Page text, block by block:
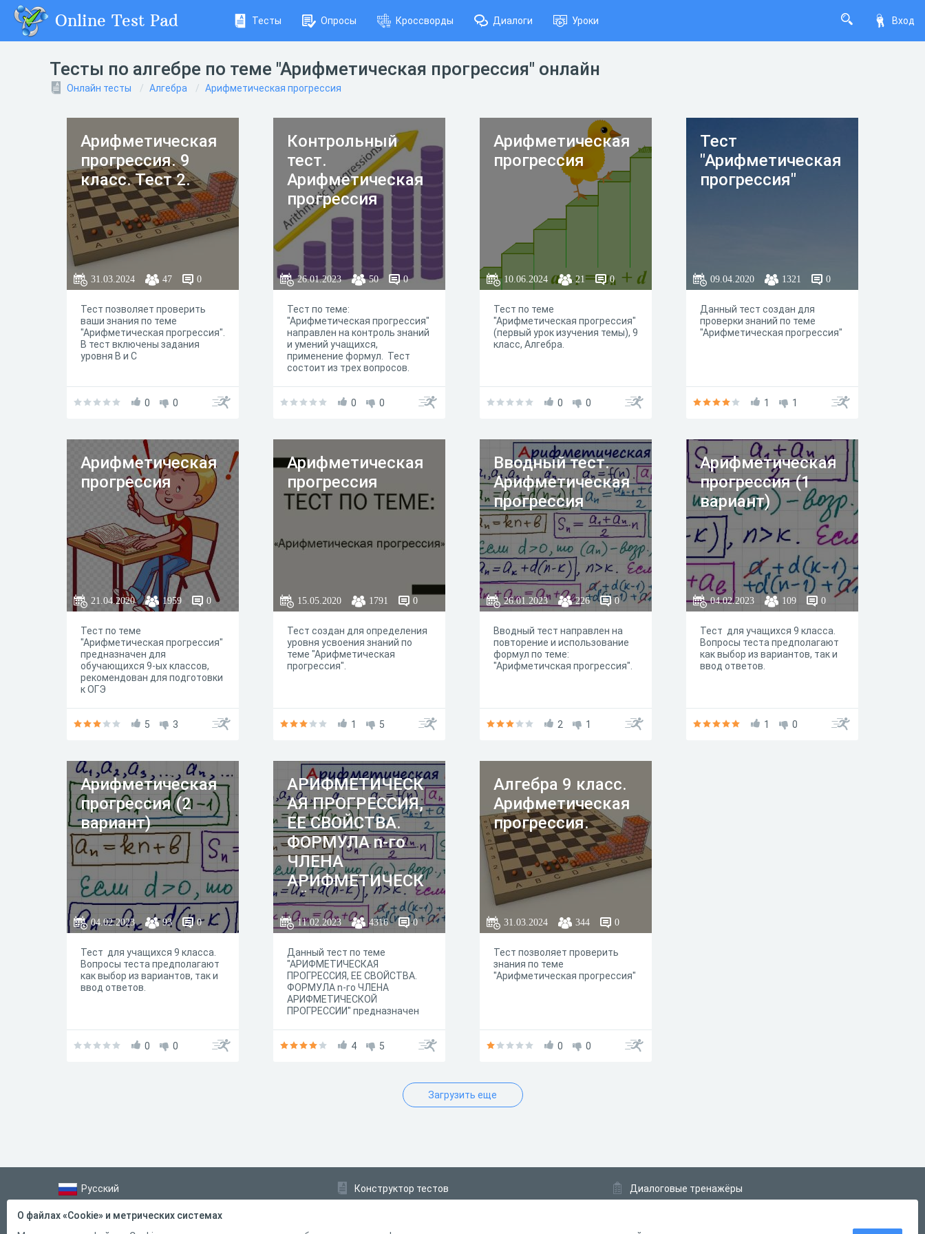
Вход
Online Test Pad Тесты Опросы Кроссворды Диалоги Уроки
Тесты по алгебре по теме "Арифметическая прогрессия" онлайн
Онлайн тесты Алгебра Арифметическая прогрессия
Арифметическая
прогрессия. 9
класс. Тест 2.
31.03.2024 47 0
Тест позволяет проверить
ваши знания по теме
"Арифметическая прогрессия".
В тест включены задания
уровня В и С
0 0
Контрольный
тест.
Арифметическая
прогрессия
26.01.2023 50 0
Тест по теме:
"Арифметическая прогрессия"
направлен на контроль знаний
и умений учащихся,
применение формул. Тест
состоит из трех вопросов.
0 0
Арифметическая
прогрессия
10.06.2024 21 0
Тест по теме
"Арифметическая прогрессия"
(первый урок изучения темы), 9
класс, Алгебра.
0 0
Тест
"Арифметическая
прогрессия"
09.04.2020 1321 0
Данный тест создан для
проверки знаний по теме
"Арифметическая прогрессия"
1 1
Арифметическая
прогрессия
21.04.2020 1959 0
Тест по теме
"Арифметическая прогрессия"
предназначен для
обучающихся 9-ых классов,
рекомендован для подготовки
к ОГЭ
5 3
Арифметическая
прогрессия
15.05.2020 1791 0
Тест создан для определения
уровня усвоения знаний по
теме "Арифметическая
прогрессия".
1 5
Вводный тест.
Арифметическая
прогрессия
26.01.2023 226 0
Вводный тест направлен на
повторение и использование
формул по теме:
"Арифметичская прогрессия".
2 1
Арифметическая
прогрессия (1
вариант)
04.02.2023 109 0
Тест для учащихся 9 класса.
Вопросы теста предполагают
как выбор из вариантов, так и
ввод ответов.
1 0
Арифметическая
прогрессия (2
вариант)
04.02.2023 93 0
Тест для учащихся 9 класса.
Вопросы теста предполагают
как выбор из вариантов, так и
ввод ответов.
0 0
АРИФМЕТИЧЕСК
АЯ ПРОГРЕССИЯ,
ЕЕ СВОЙСТВА.
ФОРМУЛА n-го
ЧЛЕНА
АРИФМЕТИЧЕСК
ОЙ ПРОГРЕССИИ
11.02.2023 4316 0
Данный тест по теме
"АРИФМЕТИЧЕСКАЯ
ПРОГРЕССИЯ, ЕЕ СВОЙСТВА.
ФОРМУЛА n-го ЧЛЕНА
АРИФМЕТИЧЕСКОЙ
ПРОГРЕССИИ" предназначен
материала.
4 5
Алгебра 9 класс.
Арифметическая
прогрессия.
31.03.2024 344 0
Тест позволяет проверить
знания по теме
"Арифметическая прогрессия"
0 0
Загрузить еще
Русский
Справка
Конструктор тестов
Диалоговые тренажёры
О файлах «Cookie» и метрических системах